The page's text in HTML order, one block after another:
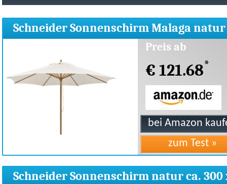
Schneider Sonnenschirm Malaga natur
Preis ab
€ 121.68*
Schneider Sonnenschirm natur ca. 300